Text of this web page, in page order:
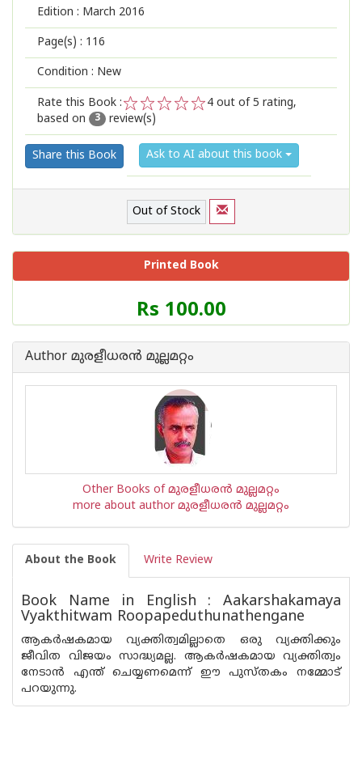
Edition : March 2016
Page(s) : 116
Condition : New
Rate this Book :
2
1
4 out of 5 rating,
based on
3 review(s)
Share this Book Ask to AI about this book
Out of Stock
Printed Book
Price
of
Book
Rs 100.00
Author മുരളീധരന്‍ മുല്ലമറ്റം
Other Books of മുരളീധരന്‍ മുല്ലമറ്റം
more about author മുരളീധരന്‍ മുല്ലമറ്റം
About the Book Write Review
Book Name in English : Aakarshakamaya
Vyakthitwam Roopapeduthunathengane
ആകര്‍ഷകമായ വ്യക്തിത്വമില്ലാതെ ഒരു വ്യക്തിക്കും
ജീവിത വിജയം സാദ്ധ്യമല്ല. ആകര്‍ഷകമായ വ്യക്തിത്വം
നേടാന്‍ എന്ത് ചെയ്യണമെന്ന് ഈ പുസ്തകം നമ്മോട്
പറയുന്നു.